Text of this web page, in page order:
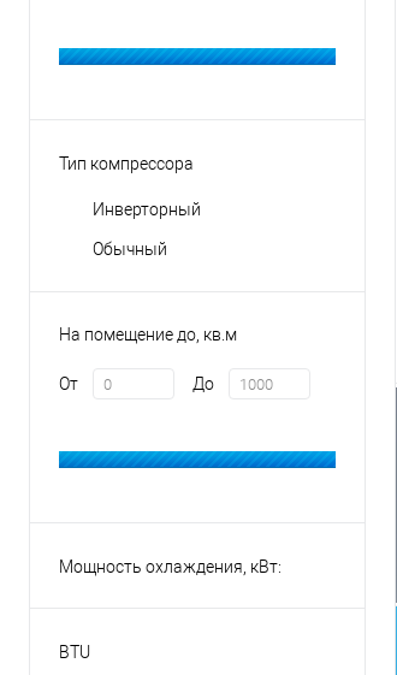
Тип компрессора
Инверторный
Обычный
На помещение до, кв.м
От До
Мощность охлаждения, кВт:
BTU